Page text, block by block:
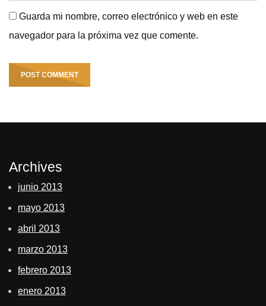
Guarda mi nombre, correo electrónico y web en este
navegador para la próxima vez que comente.
Archives
junio 2013
mayo 2013
abril 2013
marzo 2013
febrero 2013
enero 2013